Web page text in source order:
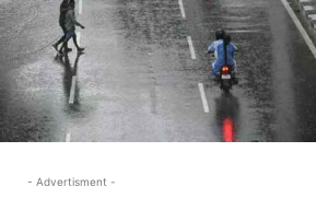
- Advertisment -